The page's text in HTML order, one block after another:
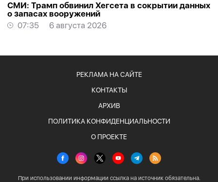
СМИ: Трамп обвинил Хегсета в сокрытии данных
о запасах вооружений
07:35
6 августа 2026
РЕКЛАМА НА САЙТЕ
КОНТАКТЫ
АРХИВ
ПОЛИТИКА КОНФИДЕНЦИАЛЬНОСТИ
О ПРОЕКТЕ
При использовании информации ссылка на источник обязательна.